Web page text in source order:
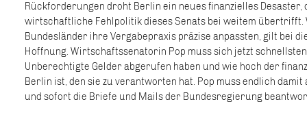
Rückforderungen droht Berlin ein neues finanzielles Desaster,
wirtschaftliche Fehlpolitik dieses Senats bei weitem übertrifft.
Bundesländer ihre Vergabepraxis präzise anpassten, gilt bei
Hoffnung. Wirtschaftssenatorin Pop muss sich jetzt
Unberechtigte Gelder abgerufen haben und wie hoch der
Berlin ist, den sie zu verantworten hat. Pop muss endlich
und sofort die Briefe und Mails der Bundesregierung